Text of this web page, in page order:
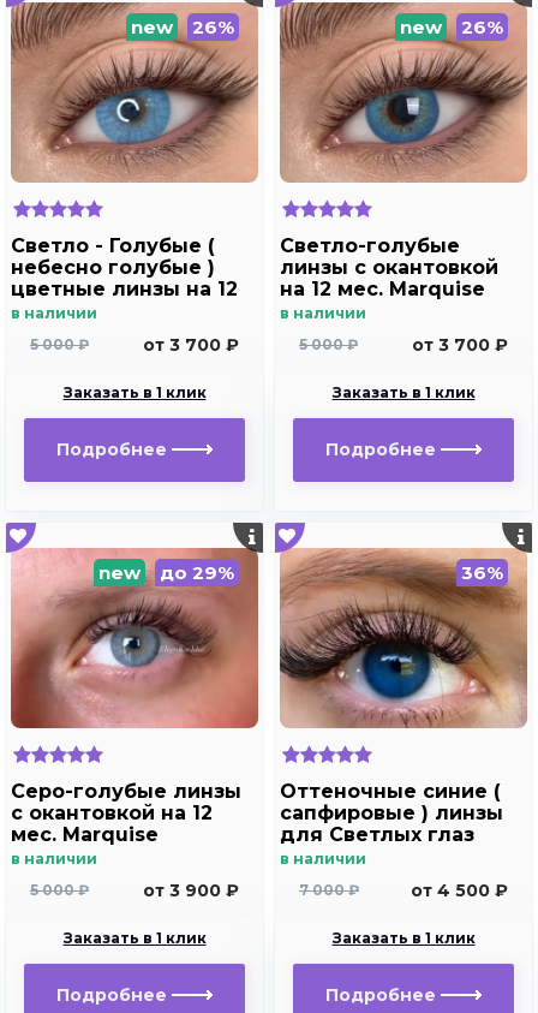
new 26%
Светло - Голубые (
небесно голубые )
цветные линзы на 12
мес. Marquise blue
в наличии
5 000 ₽
от 3 700 ₽
Заказать в 1 клик
Подробнее
new 26%
Светло-голубые
линзы c окантовкой
на 12 мес. Marquise
Rumeisa blue
в наличии
5 000 ₽
от 3 700 ₽
Заказать в 1 клик
Подробнее
new до 29%
Серо-голубые линзы
c окантовкой на 12
мес. Marquise
elegance blue
в наличии
5 000 ₽
от 3 900 ₽
Заказать в 1 клик
Подробнее
36%
Оттеночные синие (
сапфировые ) линзы
для Светлых глаз
Marquise Solo dark
в наличии
7 000 ₽
от 4 500 ₽
Заказать в 1 клик
Подробнее